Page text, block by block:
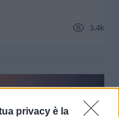
privacy è la
3.4k